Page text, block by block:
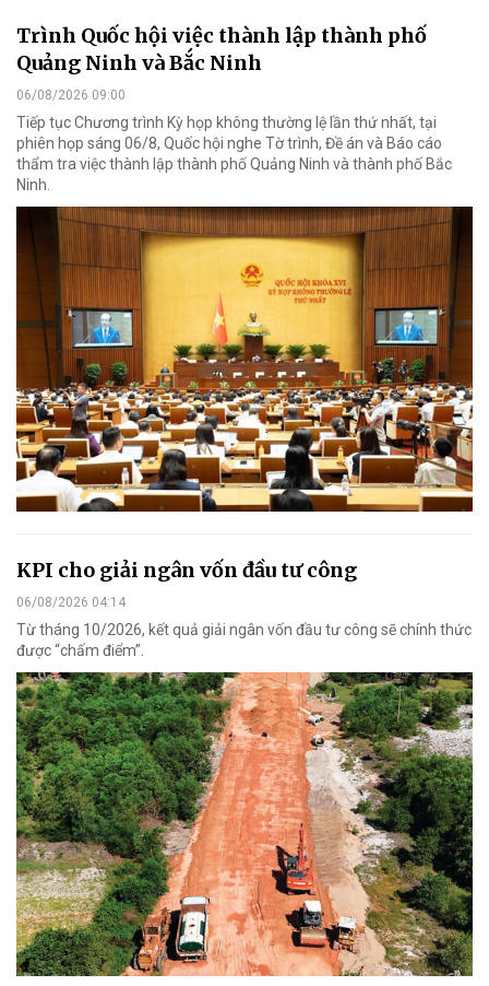
Trình Quốc hội việc thành lập thành phố
Quảng Ninh và Bắc Ninh
06/08/2026 09:00
Tiếp tục Chương trình Kỳ họp không thường lệ lần thứ nhất, tại
phiên họp sáng 06/8, Quốc hội nghe Tờ trình, Đề án và Báo cáo
thẩm tra việc thành lập thành phố Quảng Ninh và thành phố Bắc
Ninh.
KPI cho giải ngân vốn đầu tư công
06/08/2026 04:14
Từ tháng 10/2026, kết quả giải ngân vốn đầu tư công sẽ chính thức
được “chấm điểm”.